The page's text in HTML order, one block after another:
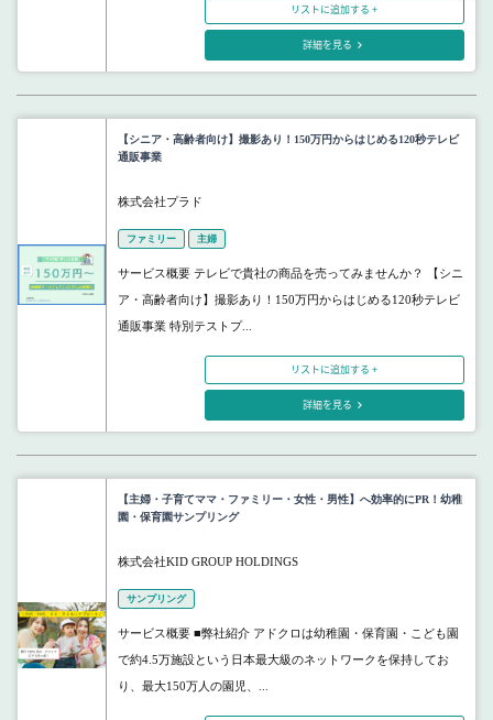
リストに追加する +
詳細を見る
【シニア・高齢者向け】撮影あり！150万円からはじめる120秒テレビ
通販事業
株式会社プラド
ファミリー 主婦
サービス概要 テレビで貴社の商品を売ってみませんか？ 【シニ
ア・高齢者向け】撮影あり！150万円からはじめる120秒テレビ
通販事業 特別テストプ...
リストに追加する +
詳細を見る
【主婦・子育てママ・ファミリー・女性・男性】へ効率的にPR！幼稚
園・保育園サンプリング
株式会社KID GROUP HOLDINGS
サンプリング
サービス概要 ■弊社紹介 アドクロは幼稚園・保育園・こども園
で約4.5万施設という日本最大級のネットワークを保持してお
り、最大150万人の園児、...